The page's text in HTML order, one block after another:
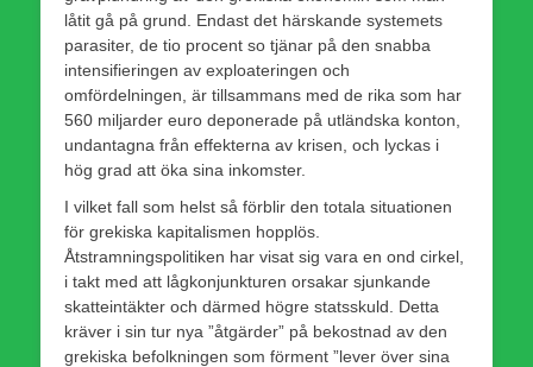
låtit gå på grund. Endast det härskande systemets
parasiter, de tio procent so tjänar på den snabba
intensifieringen av exploateringen och
omfördelningen, är tillsammans med de rika som har
560 miljarder euro deponerade på utländska konton,
undantagna från effekterna av krisen, och lyckas i
hög grad att öka sina inkomster.
I vilket fall som helst så förblir den totala situationen
för grekiska kapitalismen hopplös.
Åtstramningspolitiken har visat sig vara en ond cirkel,
i takt med att lågkonjunkturen orsakar sjunkande
skatteintäkter och därmed högre statsskuld. Detta
kräver i sin tur nya ”åtgärder” på bekostnad av den
grekiska befolkningen som förment ”lever över sina